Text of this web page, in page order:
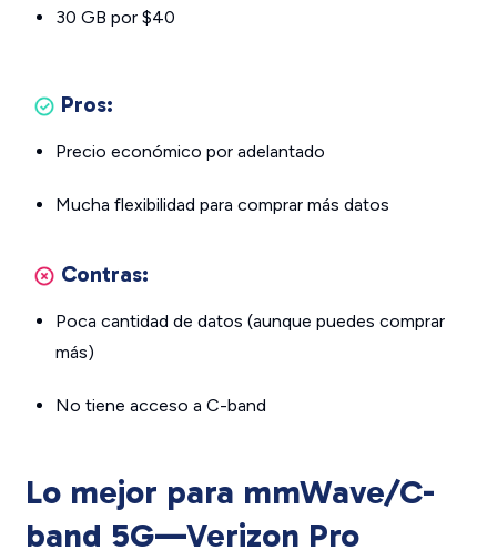
30 GB por $40
Pros:
Precio económico por adelantado
Mucha flexibilidad para comprar más datos
Contras:
Poca cantidad de datos (aunque puedes comprar
más)
No tiene acceso a C-band
Lo mejor para mmWave/C-
band 5G—Verizon Pro